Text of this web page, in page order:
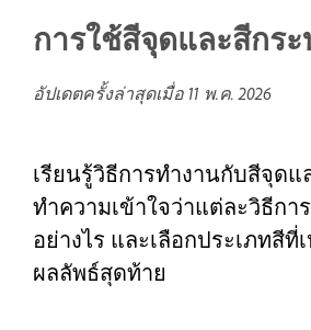
การใช้สีจุดและสีกร
อัปเดตครั้งล่าสุดเมื่อ 11 พ.ค. 2026
เรียนรู้วิธีการทำงานกับสีจุดแ
ทำความเข้าใจว่าแต่ละวิธีกา
อย่างไร และเลือกประเภทสีที่
ผลลัพธ์สุดท้าย